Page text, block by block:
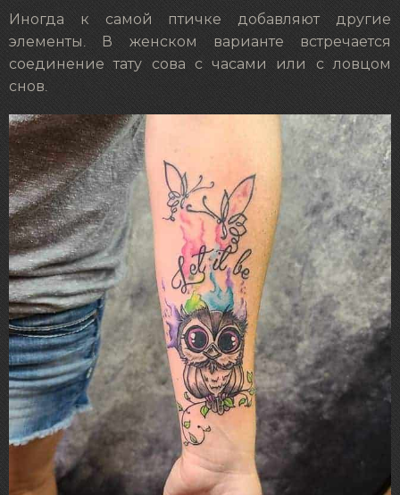
Иногда к самой птичке добавляют другие
элементы. В женском варианте встречается
соединение тату сова с часами или с ловцом
снов.